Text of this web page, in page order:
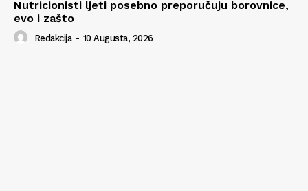
Nutricionisti ljeti posebno preporučuju borovnice,
evo i zašto
Redakcija - 10 Augusta, 2026